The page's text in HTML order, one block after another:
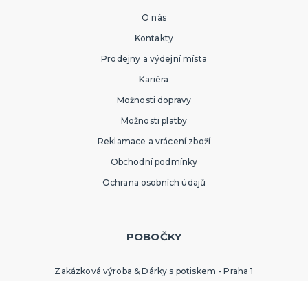
O nás
Kontakty
Prodejny a výdejní místa
Kariéra
Možnosti dopravy
Možnosti platby
Reklamace a vrácení zboží
Obchodní podmínky
Ochrana osobních údajů
POBOČKY
Zakázková výroba & Dárky s potiskem - Praha 1